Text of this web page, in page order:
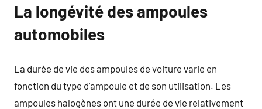
La longévité des ampoules
automobiles
La durée de vie des ampoules de voiture varie en
fonction du type d’ampoule et de son utilisation. Les
ampoules halogènes ont une durée de vie relativement